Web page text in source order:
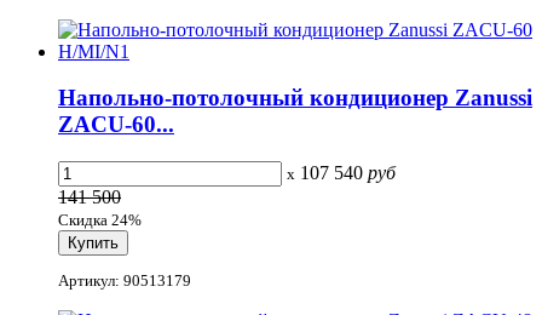
Напольно-потолочный кондиционер Zanussi
ZACU-60...
x 107 540 руб
141 500
Скидка 24%
Артикул: 90513179